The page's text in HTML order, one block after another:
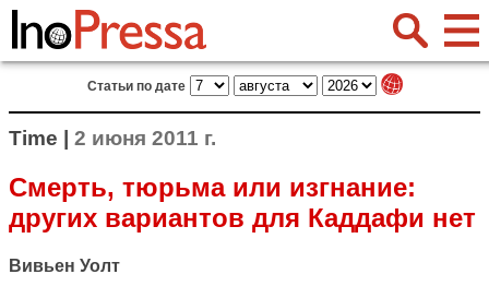
Статьи по дате
Time | 2 июня 2011 г.
Смерть, тюрьма или изгнание:
других вариантов для Каддафи нет
Вивьен Уолт